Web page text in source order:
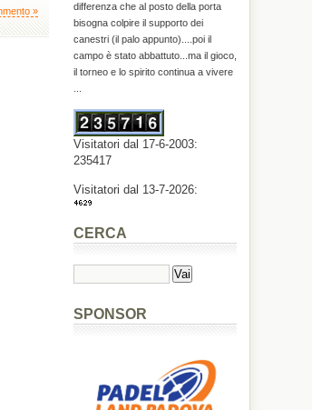
»
differenza che al posto della porta
bisogna colpire il supporto dei
canestri (il palo appunto)....poi il
campo è stato abbattuto...ma il gioco,
il torneo e lo spirito continua a vivere
Visitatori dal 17-6-2003:
235417
Visitatori dal 13-7-2026:
CERCA
SPONSOR